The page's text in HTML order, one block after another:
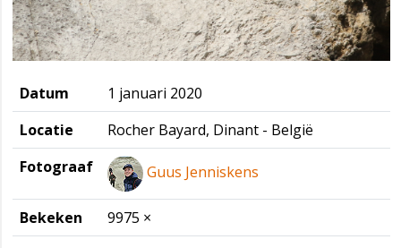
Datum
1 januari 2020
Locatie
Rocher Bayard, Dinant - België
Fotograaf
Guus Jenniskens
Bekeken
9975 ×